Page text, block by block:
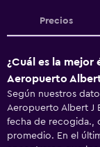
Precios
¿Cuál es la
Aeropuerto Albert
Según nuestros
Aeropuerto Albert J
fecha de recogida.,
promedio. En el